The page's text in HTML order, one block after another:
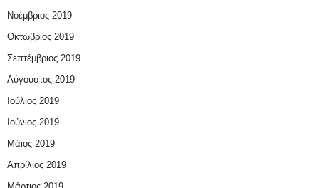
Νοέμβριος 2019
Οκτώβριος 2019
Σεπτέμβριος 2019
Αύγουστος 2019
Ιούλιος 2019
Ιούνιος 2019
Μάιος 2019
Απρίλιος 2019